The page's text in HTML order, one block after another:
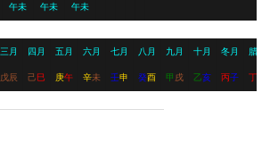
午未 午未 午未
三月 四月 五月 六月 七月 八月 九月 十月 冬月 腊月
戊辰 己巳 庚午 辛未 壬申 癸酉 甲 戌 乙亥 丙子 丁